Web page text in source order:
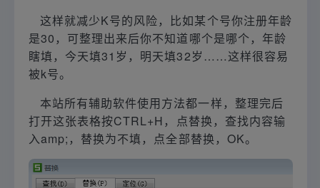
这样就减少K号的风险，比如某个号你注册年龄
是30，可整理出来后你不知道哪个是哪个，年龄
瞎填，今天填31岁，明天填32岁……这样很容易
被k号。
本站所有辅助软件使用方法都一样，整理完后
打开这张表格按CTRL+H，点替换，查找内容输
入amp;，替换为不填，点全部替换，OK。